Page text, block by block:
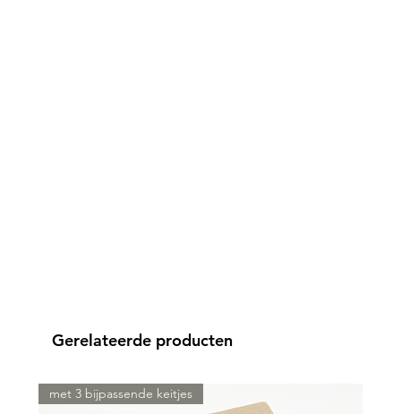
Gerelateerde producten
met 3 bijpassende keitjes